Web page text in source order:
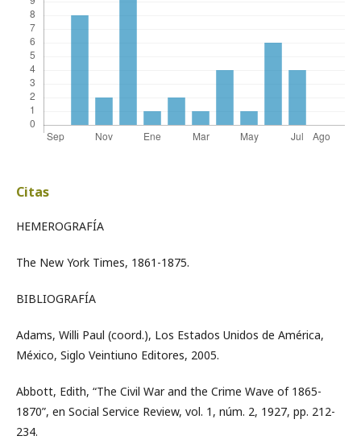
Citas
HEMEROGRAFÍA
The New York Times, 1861-1875.
BIBLIOGRAFÍA
Adams, Willi Paul (coord.), Los Estados Unidos de América,
México, Siglo Veintiuno Editores, 2005.
Abbott, Edith, “The Civil War and the Crime Wave of 1865-
1870”, en Social Service Review, vol. 1, núm. 2, 1927, pp. 212-
234.